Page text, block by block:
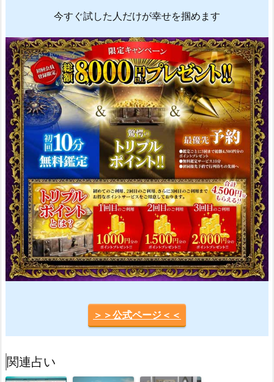
今すぐ試した人だけが幸せを掴めます
＞＞公式ページ＜＜
関連占い